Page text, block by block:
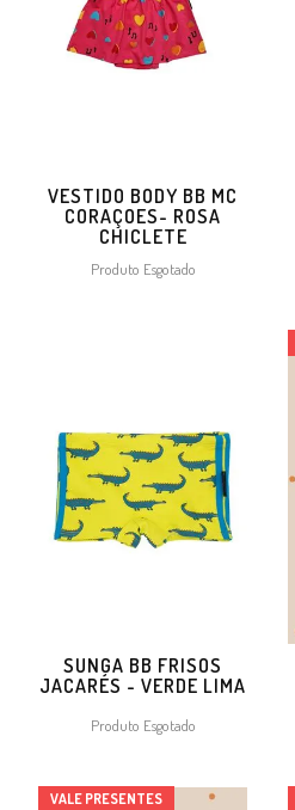
VESTIDO BODY BB MC
CORAÇOES- ROSA
CHICLETE
Produto Esgotado
SUNGA BB FRISOS
JACARÉS - VERDE LIMA
Produto Esgotado
VALE PRESENTES